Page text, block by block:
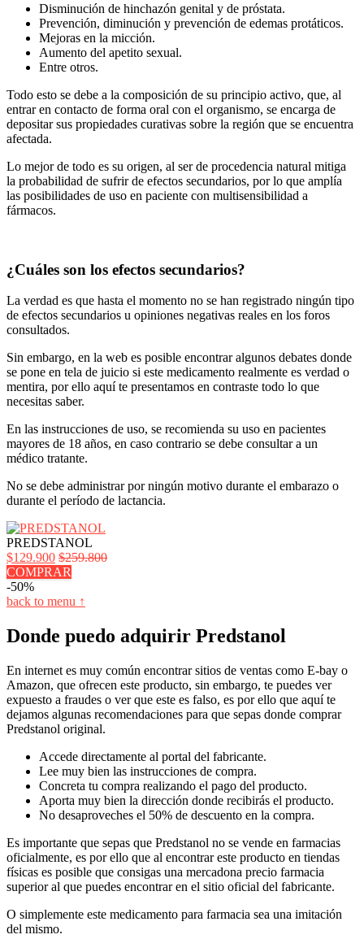
Disminución de hinchazón genital y de próstata.
Prevención, diminución y prevención de edemas protáticos.
Mejoras en la micción.
Aumento del apetito sexual.
Entre otros.
Todo esto se debe a la composición de su principio activo, que, al
entrar en contacto de forma oral con el organismo, se encarga de
depositar sus propiedades curativas sobre la región que se encuentra
afectada.
Lo mejor de todo es su origen, al ser de procedencia natural mitiga
la probabilidad de sufrir de efectos secundarios, por lo que amplía
las posibilidades de uso en paciente con multisensibilidad a
fármacos.
¿Cuáles son los efectos secundarios?
La verdad es que hasta el momento no se han registrado ningún tipo
de efectos secundarios u opiniones negativas reales en los foros
consultados.
Sin embargo, en la web es posible encontrar algunos debates donde
se pone en tela de juicio si este medicamento realmente es verdad o
mentira, por ello aquí te presentamos en contraste todo lo que
necesitas saber.
En las instrucciones de uso, se recomienda su uso en pacientes
mayores de 18 años, en caso contrario se debe consultar a un
médico tratante.
No se debe administrar por ningún motivo durante el embarazo o
durante el período de lactancia.
PREDSTANOL
$129.900 $259.800
COMPRAR
-50%
back to menu ↑
Donde puedo adquirir Predstanol
En internet es muy común encontrar sitios de ventas como E-bay o
Amazon, que ofrecen este producto, sin embargo, te puedes ver
expuesto a fraudes o ver que este es falso, es por ello que aquí te
dejamos algunas recomendaciones para que sepas donde comprar
Predstanol original.
Accede directamente al portal del fabricante.
Lee muy bien las instrucciones de compra.
Concreta tu compra realizando el pago del producto.
Aporta muy bien la dirección donde recibirás el producto.
No desaproveches el 50% de descuento en la compra.
Es importante que sepas que Predstanol no se vende en farmacias
oficialmente, es por ello que al encontrar este producto en tiendas
físicas es posible que consigas una mercadona precio farmacia
superior al que puedes encontrar en el sitio oficial del fabricante.
O simplemente este medicamento para farmacia sea una imitación
del mismo.